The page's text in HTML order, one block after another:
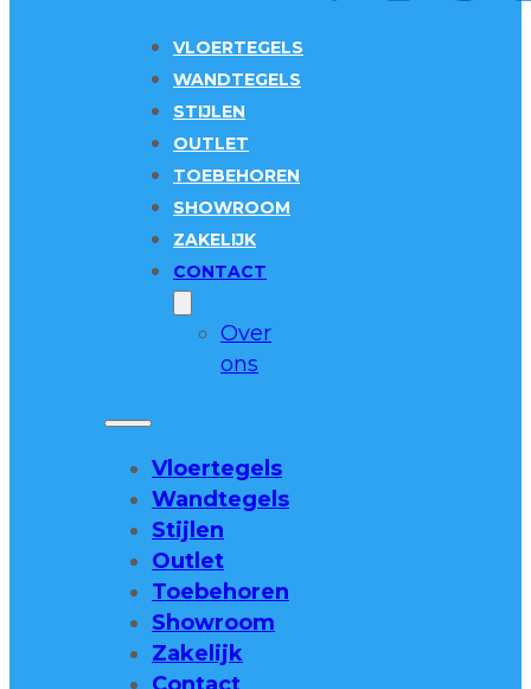
VLOERTEGELS
WANDTEGELS
STIJLEN
OUTLET
TOEBEHOREN
SHOWROOM
ZAKELIJK
CONTACT
Over
ons
Vloertegels
Wandtegels
Stijlen
Outlet
Toebehoren
Showroom
Zakelijk